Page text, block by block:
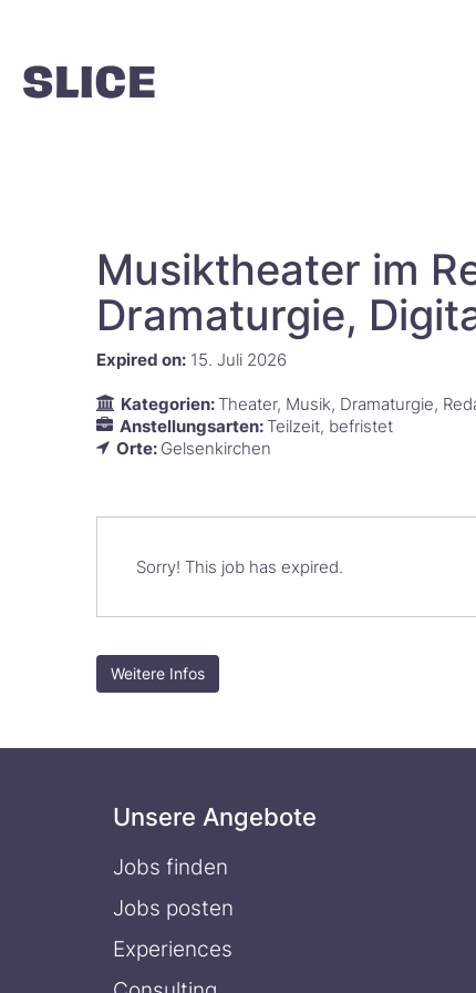
Musiktheater im
Dramaturgie,
Expired on: 15. Juli 2026
Kategorien:Theater Musik Dramaturgie
Anstellungsarten:Teilzeit befristet
Orte: Gelsenkirchen
Sorry! This job has expired.
Weitere Infos
Unsere Angebote
Jobs finden
Jobs posten
Experiences